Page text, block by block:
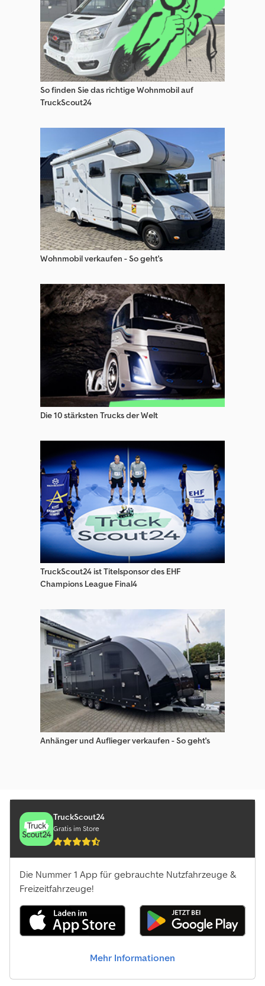
Sonstige Baumaschinen
Sonstige Kommunal/Sonderfahrzeuge
Sonstige Minibagger
Sonstige Mobilbagger
Sonstige Saugwagen/ Spülfahrzeug
Sonstige Spezial-Baumaschinen
Spezial-Baumaschinen
Volvo Sonderfahrzeuge
So finden Sie das richtige Wohnmobil auf
TruckScout24
Wohnmobil verkaufen - So geht's
Die 10 stärksten Trucks der Welt
TruckScout24 ist Titelsponsor des EHF
Champions League Final4
Anhänger und Auflieger verkaufen - So geht's
TruckScout24
Gratis im Store
Die Nummer 1 App für gebrauchte Nutzfahrzeuge &
Freizeitfahrzeuge!
Mehr Informationen